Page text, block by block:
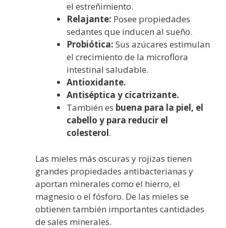
el estreñimiento.
Relajante: Posee propiedades
sedantes que inducen al sueño.
Probiótica: Sus azúcares estimulan
el crecimiento de la microflora
intestinal saludable.
Antioxidante.
Antiséptica y cicatrizante.
También es buena para la piel, el
cabello y para reducir el
colesterol.
Las mieles más oscuras y rojizas tienen
grandes propiedades antibacterianas y
aportan minerales como el hierro, el
magnesio o el fósforo. De las mieles se
obtienen también importantes cantidades
de sales minerales.